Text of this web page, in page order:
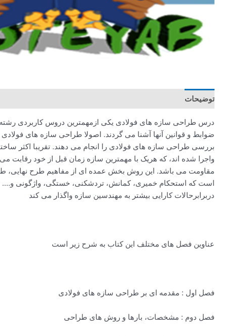
توضیحات
درس طراحی سازه های فولادی یکی ازمهمترین دروس کاربردی
ضوابط و قوانین آنها آشنا می گردند. اصولا طراحی سازه های
بررسی طراحی سازه های فولادی را انجام می دهند. تقریبا اکثر
واجرا شده اند، که هریک با مهمترین سازه زمان قبل از خود
مقاومت می باشد. این روش بخش عمده ای از مفاهیم طرح نهایی،
است که استحکام خمیری، کمانش، تردشکنی، خستگی، واژگونی و….
دربرابرحالات کارایی بیشتر به مهندسین سازه واگذار می کند
عناوین فصل های مختلف این کتاب به شرح زیر است
فصل اول : مقدمه ای بر طراحی سازه های فولادی
فصل دوم : مشخصات، بارها و روش های طراحی